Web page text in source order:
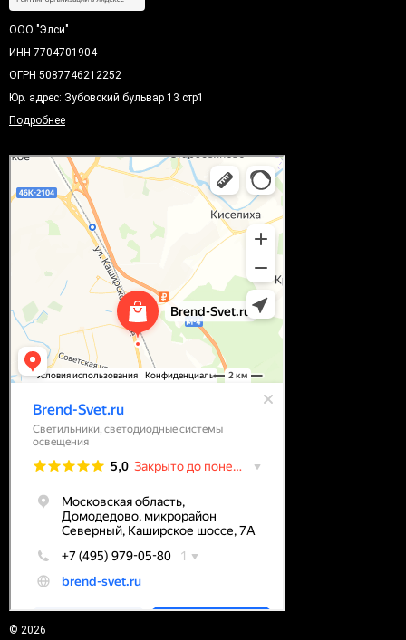
ООО "Элси"
ИНН 7704701904
ОГРН 5087746212252
Юр. адрес: Зубовский бульвар 13 стр1
Подробнее
© 2026